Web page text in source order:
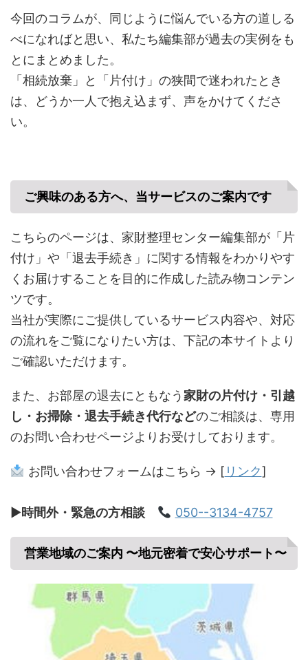
今回のコラムが、同じように悩んでいる方の道しる
べになればと思い、私たち編集部が過去の実例をも
とにまとめました。
「相続放棄」と「片付け」の狭間で迷われたとき
は、どうか一人で抱え込まず、声をかけてくださ
い。
ご興味のある方へ、当サービスのご案内です
こちらのページは、家財整理センター編集部が「片
付け」や「退去手続き」に関する情報をわかりやす
くお届けすることを目的に作成した読み物コンテン
ツです。
当社が実際にご提供しているサービス内容や、対応
の流れをご覧になりたい方は、下記の本サイトより
ご確認いただけます。
また、お部屋の退去にともなう家財の片付け・引越
し・お掃除・退去手続き代行などのご相談は、専用
のお問い合わせページよりお受けしております。
お問い合わせフォームはこちら → [ リンク]
▶時間外・緊急の方相談 050--3134-4757
営業地域のご案内 〜地元密着で安心サポート〜